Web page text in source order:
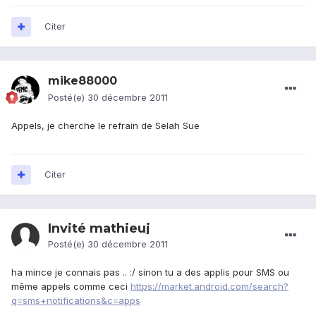
Citer
mike88000
Posté(e) 30 décembre 2011
Appels, je cherche le refrain de Selah Sue
Citer
Invité mathieuj
Posté(e) 30 décembre 2011
ha mince je connais pas .. :/ sinon tu a des applis pour SMS ou
même appels comme ceci https://market.android.com/search?
q=sms+notifications&c=apps